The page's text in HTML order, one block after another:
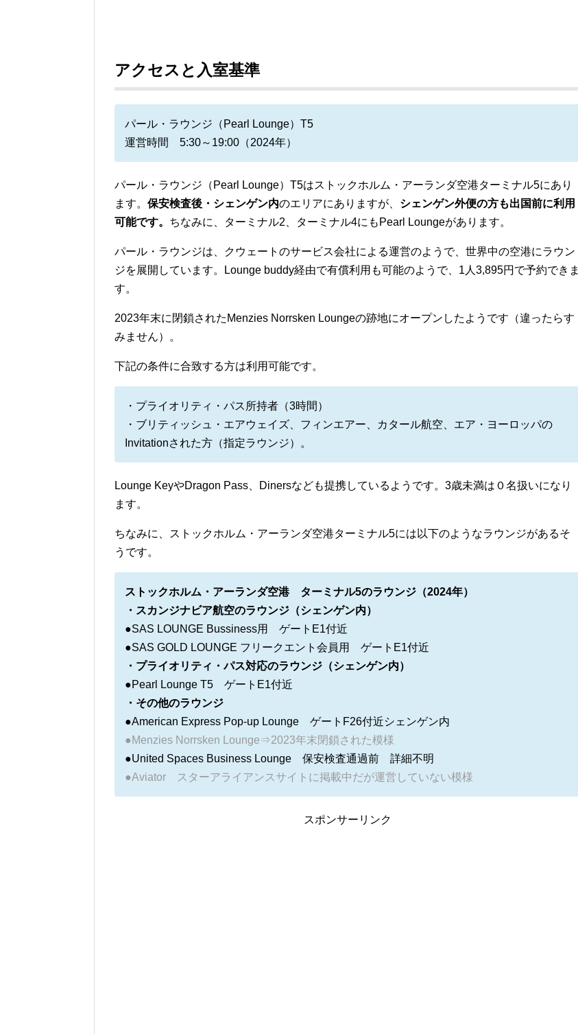
アクセスと入室基準
パール・ラウンジ（Pearl Lounge）T5
運営時間 5:30～19:00（2024年）
パール・ラウンジ（Pearl Lounge）T5はストックホルム・アーランダ空港ターミナル5にあり
ます。 保安検査後・シェンゲン内のエリアにありますが、 シェンゲン外便の方も出国前に利用
可能です。 ちなみに、ターミナル2、ターミナル4にもPearl Loungeがあります。
パール・ラウンジは、クウェートのサービス会社による運営のようで、世界中の空港にラウン
ジを展開しています。Lounge buddy経由で有償利用も可能のようで、1人3,895円で予約できま
す。
2023年末に閉鎖されたMenzies Norrsken Loungeの跡地にオープンしたようです（違ったらす
みません）。
下記の条件に合致する方は利用可能です。
・プライオリティ・パス所持者（3時間）
・ブリティッシュ・エアウェイズ、フィンエアー、カタール航空、エア・ヨーロッパの
Invitationされた方（指定ラウンジ）。
Lounge KeyやDragon Pass、Dinersなども提携しているようです。3歳未満は０名扱いになり
ます。
ちなみに、ストックホルム・アーランダ空港ターミナル5には以下のようなラウンジがあるそ
うです。
ストックホルム・アーランダ空港 ターミナル5のラウンジ（2024年）
・スカンジナビア航空のラウンジ（シェンゲン内）
●SAS LOUNGE Bussiness用 ゲートE1付近
●SAS GOLD LOUNGE フリークエント会員用 ゲートE1付近
・プライオリティ・パス対応のラウンジ（シェンゲン内）
●Pearl Lounge T5 ゲートE1付近
・その他のラウンジ
●American Express Pop-up Lounge ゲートF26付近シェンゲン内
●Menzies Norrsken Lounge⇒2023年末閉鎖された模様
●United Spaces Business Lounge 保安検査通過前 詳細不明
●Aviator スターアライアンスサイトに掲載中だが運営していない模様
スポンサーリンク